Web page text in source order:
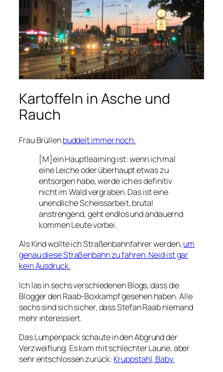
Kartoffeln in Asche und
Rauch
Frau Brüllenbuddelt immer noch:
[M]ein Hauptlearning ist: wenn ich mal
eine Leiche oder überhaupt etwas zu
entsorgen habe, werde ich es definitiv
nicht im Wald vergraben. Das ist eine
unendliche Scheissarbeit, brutal
anstrengend, geht endlos und andauernd
kommen Leute vorbei.
Als Kind wollte ich Straßenbahnfahrer werden,um
genau diese Straßenbahn zu fahren. Neid ist gar
kein Ausdruck.
Ich las in sechs verschiedenen Blogs, dass die
Blogger den Raab-Boxkampf gesehen haben. Alle
sechs sind sich sicher, dass Stefan Raab niemand
mehr interessiert.
Das Lumpenpack schaute in den Abgrund der
Verzweiflung. Es kam mit schlechter Laune, aber
sehr entschlossen zurück: Kruppstahl, Baby.